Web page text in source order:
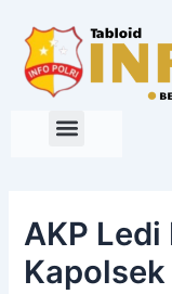
content
AKP Ledi